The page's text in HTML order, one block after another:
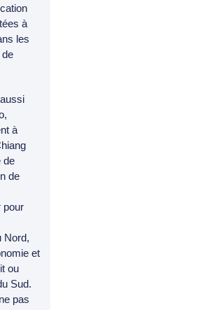
à
les
à
de
de
pour
Nord,
et
ou
Sud.
pas